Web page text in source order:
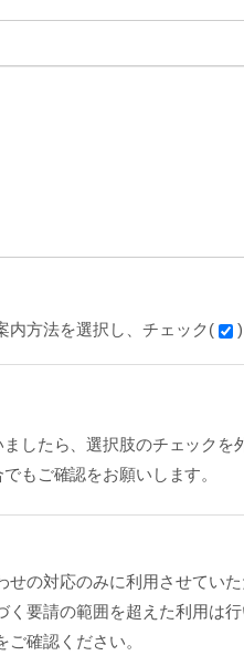
内方法を選択し、チェック(
したら、選択肢のチェックを
もご確認をお願いします。
の対応のみに利用させていた
く要請の範囲を超えた利用は行
ご確認ください。